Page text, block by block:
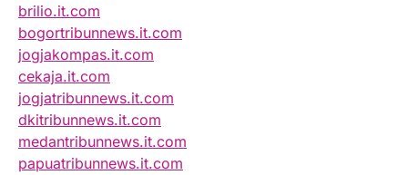
brilio.it.com
bogortribunnews.it.com
jogjakompas.it.com
cekaja.it.com
jogjatribunnews.it.com
dkitribunnews.it.com
medantribunnews.it.com
papuatribunnews.it.com